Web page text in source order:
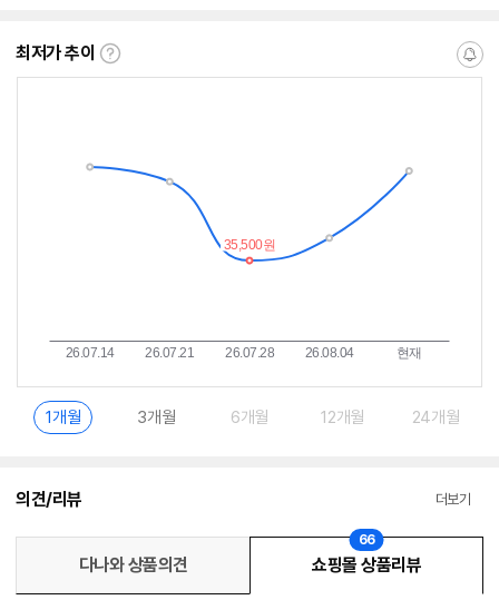
최저가 추이
최
란?
알
1개월 3개월 6개월 12개월 24개월
의견/리뷰 더보기
다나와 상품의견 쇼핑몰 상품리뷰
66